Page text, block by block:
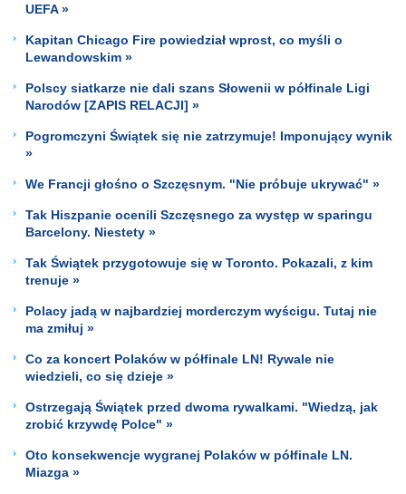
UEFA »
Kapitan Chicago Fire powiedział wprost, co myśli o
Lewandowskim »
Polscy siatkarze nie dali szans Słowenii w półfinale Ligi
Narodów [ZAPIS RELACJI] »
Pogromczyni Świątek się nie zatrzymuje! Imponujący wynik
»
We Francji głośno o Szczęsnym. "Nie próbuje ukrywać" »
Tak Hiszpanie ocenili Szczęsnego za występ w sparingu
Barcelony. Niestety »
Tak Świątek przygotowuje się w Toronto. Pokazali, z kim
trenuje »
Polacy jadą w najbardziej morderczym wyścigu. Tutaj nie
ma zmiłuj »
Co za koncert Polaków w półfinale LN! Rywale nie
wiedzieli, co się dzieje »
Ostrzegają Świątek przed dwoma rywalkami. "Wiedzą, jak
zrobić krzywdę Polce" »
Oto konsekwencje wygranej Polaków w półfinale LN.
Miazga »